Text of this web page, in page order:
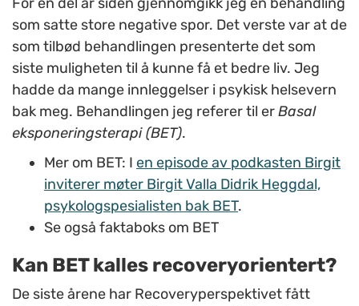
som satte store negative spor. Det verste var at de
som tilbød behandlingen presenterte det som
siste muligheten til å kunne få et bedre liv. Jeg
hadde da mange innleggelser i psykisk helsevern
bak meg. Behandlingen jeg referer til erBasal
eksponeringsterapi (BET).
Mer om BET: I en episode av podkasten Birgit
inviterer møter Birgit Valla Didrik Heggdal,
psykologspesialisten bak BET.
Se også faktaboks om BET
Kan BET kalles recoveryorientert?
De siste årene har Recoveryperspektivet fått